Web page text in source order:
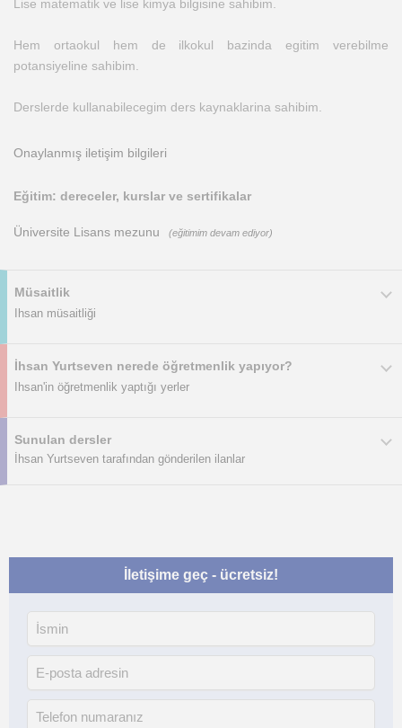
Lise matematik ve lise kimya bilgisine sahibim.
Hem ortaokul hem de ilkokul bazinda egitim verebilme
potansiyeline sahibim.
Derslerde kullanabilecegim ders kaynaklarina sahibim.
Onaylanmış iletişim bilgileri
Eğitim: dereceler, kurslar ve sertifikalar
Üniversite Lisans mezunu (eğitimim devam ediyor)
Müsaitlik
Ihsan müsaitliği
İhsan Yurtseven nerede öğretmenlik yapıyor?
Ihsan'in öğretmenlik yaptığı yerler
Sunulan dersler
İhsan Yurtseven tarafından gönderilen ilanlar
İletişime geç - ücretsiz!